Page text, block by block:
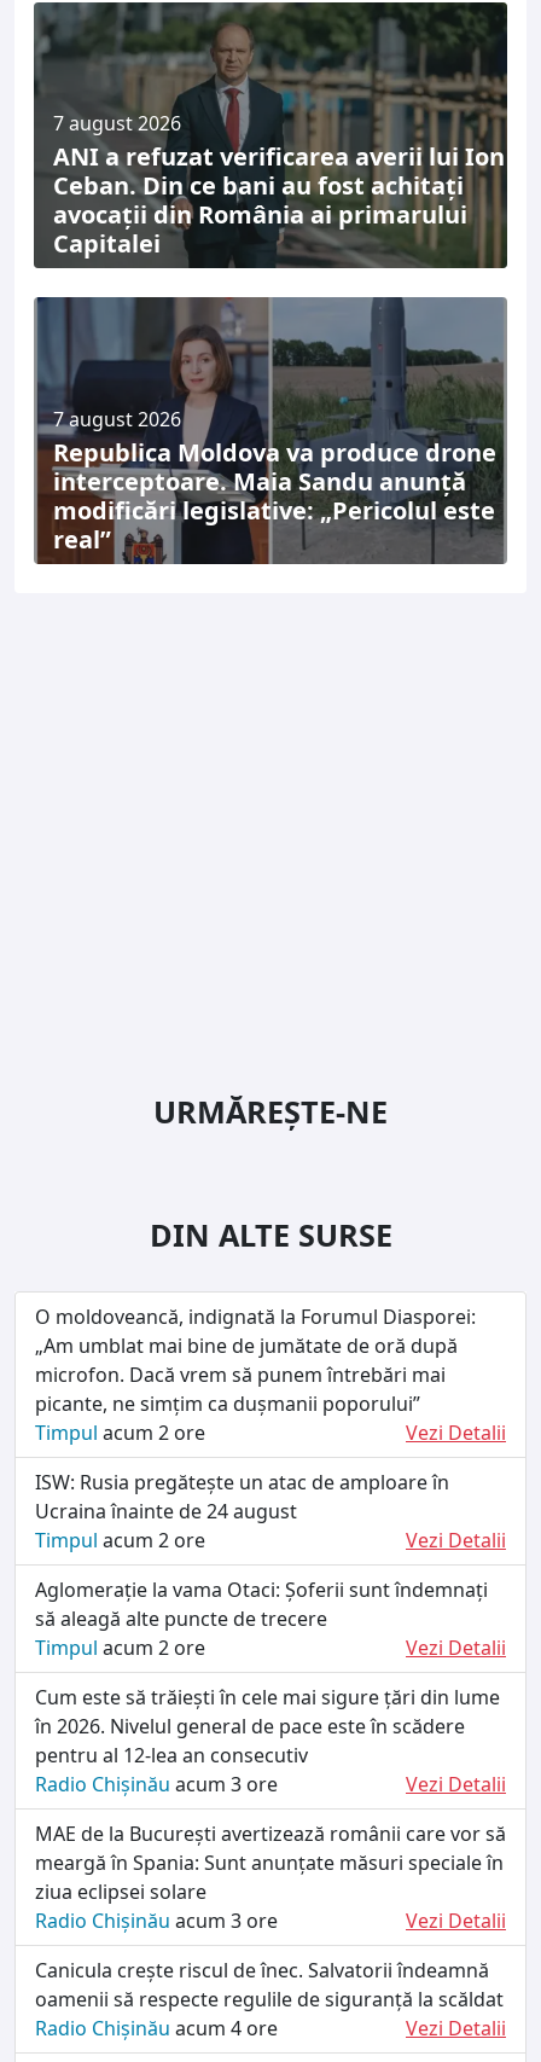
7 august 2026
ANI a refuzat verificarea averii lui Ion
Ceban. Din ce bani au fost achitați
avocații din România ai primarului
Capitalei
7 august 2026
Republica Moldova va produce drone
interceptoare. Maia Sandu anunță
modificări legislative: „Pericolul este
real”
URMĂREȘTE-NE
DIN ALTE SURSE
O moldoveancă, indignată la Forumul Diasporei:
„Am umblat mai bine de jumătate de oră după
microfon. Dacă vrem să punem întrebări mai
picante, ne simțim ca dușmanii poporului”
Timpul acum 2 ore
Vezi Detalii
ISW: Rusia pregătește un atac de amploare în
Ucraina înainte de 24 august
Timpul acum 2 ore
Vezi Detalii
Aglomerație la vama Otaci: Șoferii sunt îndemnați
să aleagă alte puncte de trecere
Timpul acum 2 ore
Vezi Detalii
Cum este să trăiești în cele mai sigure țări din lume
în 2026. Nivelul general de pace este în scădere
pentru al 12-lea an consecutiv
Radio Chișinău acum 3 ore
Vezi Detalii
MAE de la București avertizează românii care vor să
meargă în Spania: Sunt anunțate măsuri speciale în
ziua eclipsei solare
Radio Chișinău acum 3 ore
Vezi Detalii
Canicula crește riscul de înec. Salvatorii îndeamnă
oamenii să respecte regulile de siguranță la scăldat
Radio Chișinău acum 4 ore
Vezi Detalii